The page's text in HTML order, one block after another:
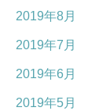
2019年8月
2019年7月
2019年6月
2019年5月